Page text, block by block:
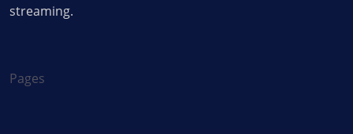
streaming.
Pages